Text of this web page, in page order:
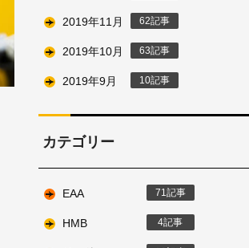
2019年11月 62
2019年10月 63
2019年9月 10
カテゴリー
EAA 71
HMB 4